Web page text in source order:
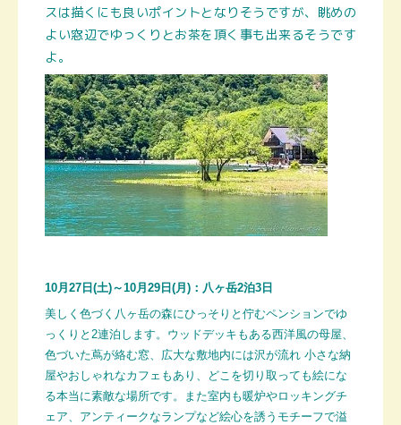
スは描くにも良いポイントとなりそうですが、眺めの
よい窓辺でゆっくりとお茶を頂く事も出来るそうです
よ。
10月27日(土)～10月29日(月)：八ヶ岳2泊3日
美しく色づく八ヶ岳の森にひっそりと佇むペンションでゆ
っくりと2連泊します。ウッドデッキもある西洋風の母屋、
色づいた蔦が絡む窓、広大な敷地内には沢が流れ 小さな納
屋やおしゃれなカフェもあり、どこを切り取っても絵にな
る本当に素敵な場所です。また室内も暖炉やロッキングチ
ェア、アンティークなランプなど絵心を誘うモチーフで溢